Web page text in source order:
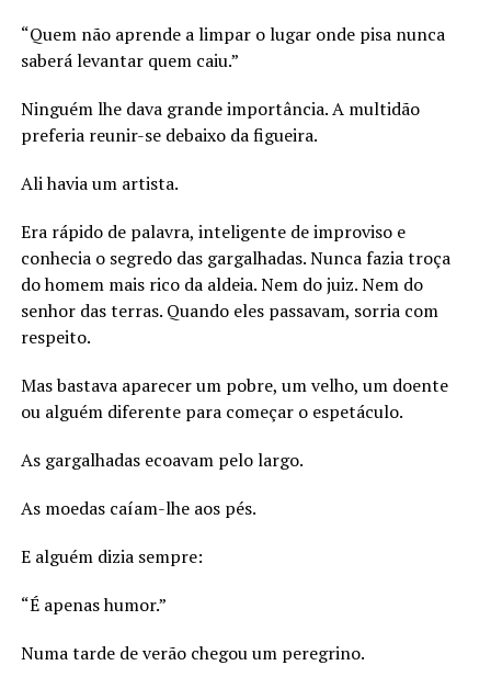
“Quem não aprende a limpar o lugar onde pisa nunca
saberá levantar quem caiu.”
Ninguém lhe dava grande importância. A multidão
preferia reunir-se debaixo da figueira.
Ali havia um artista.
Era rápido de palavra, inteligente de improviso e
conhecia o segredo das gargalhadas. Nunca fazia troça
do homem mais rico da aldeia. Nem do juiz. Nem do
senhor das terras. Quando eles passavam, sorria com
respeito.
Mas bastava aparecer um pobre, um velho, um doente
ou alguém diferente para começar o espetáculo.
As gargalhadas ecoavam pelo largo.
As moedas caíam-lhe aos pés.
E alguém dizia sempre:
“É apenas humor.”
Numa tarde de verão chegou um peregrino.